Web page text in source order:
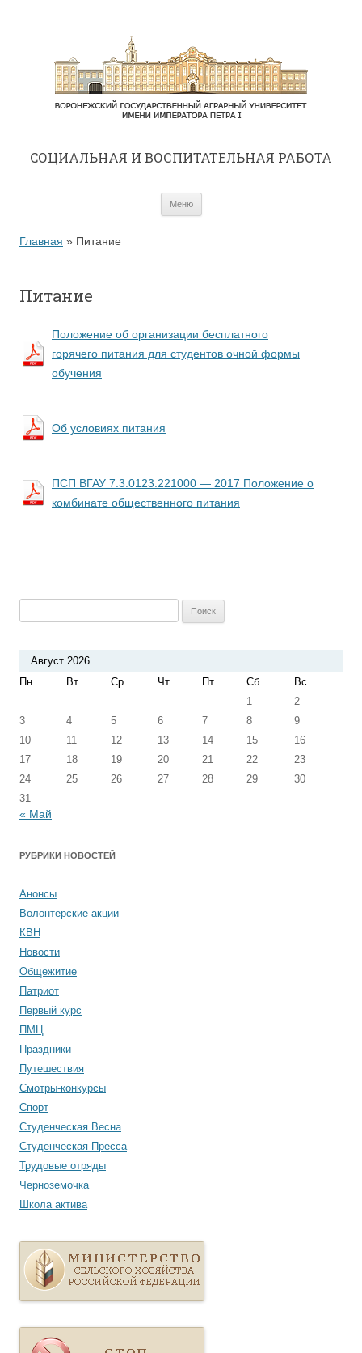
CОЦИАЛЬНАЯ И ВОСПИТАТЕЛЬНАЯ РАБОТА
Меню
Главная » Питание
Питание
Положение об организации бесплатного
горячего питания для студентов очной формы
обучения
Об условиях питания
ПСП ВГАУ 7.3.0123.221000 — 2017 Положение о
комбинате общественного питания
Август 2026
Пн
Вт Ср Чт Пт Сб
Вс
1
2
3
4 5 6 7 8
9
10
11 12 13 14 15
16
17
18 19 20 21 22
23
24
25 26 27 28 29
30
31
« Май
РУБРИКИ НОВОСТЕЙ
Анонсы
Волонтерские акции
КВН
Новости
Общежитие
Патриот
Первый курс
ПМЦ
Праздники
Путешествия
Смотры-конкурсы
Спорт
Студенческая Весна
Студенческая Пресса
Трудовые отряды
Черноземочка
Школа актива